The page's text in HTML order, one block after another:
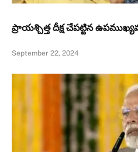
ప్రాయశ్చిత్త దీక్ష చేపట్టిన
September 22, 2024